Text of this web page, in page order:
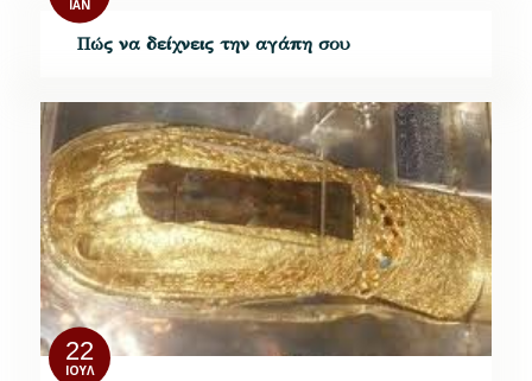
ΙΑΝ
Πώς να δείχνεις την αγάπη σου
22
ΙΟΎΛ